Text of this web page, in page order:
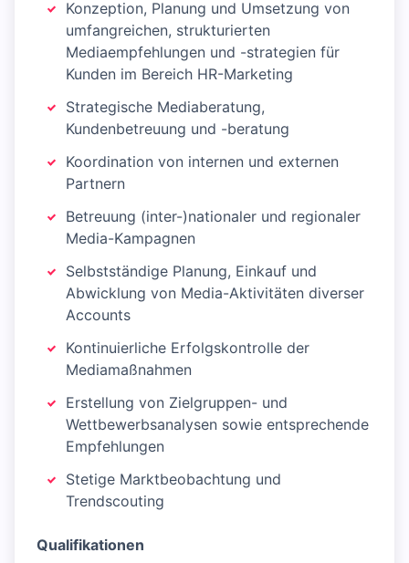
Konzeption, Planung und Umsetzung von
umfangreichen, strukturierten
Mediaempfehlungen und -strategien für
Kunden im Bereich HR-Marketing
Strategische Mediaberatung,
Kundenbetreuung und -beratung
Koordination von internen und externen
Partnern
Betreuung (inter-)nationaler und regionaler
Media-Kampagnen
Selbstständige Planung, Einkauf und
Abwicklung von Media-Aktivitäten diverser
Accounts
Kontinuierliche Erfolgskontrolle der
Mediamaßnahmen
Erstellung von Zielgruppen- und
Wettbewerbsanalysen sowie entsprechende
Empfehlungen
Stetige Marktbeobachtung und
Trendscouting
Qualifikationen